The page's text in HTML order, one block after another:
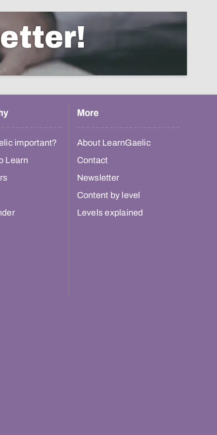
important?
Learn
More
About LearnGaelic
Contact
Newsletter
Content by level
Levels explained